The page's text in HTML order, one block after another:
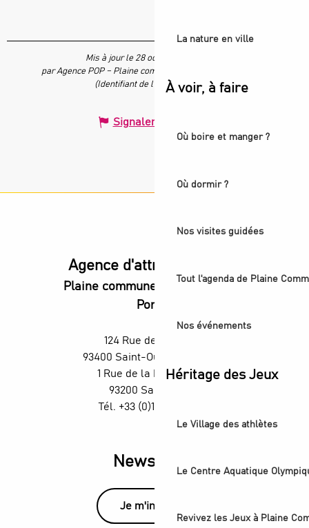
La nature en ville
À voir, à faire
Où boire et manger ?
Où dormir ?
Nos visites guidées
Tout l'agenda de Plaine
Nos événements
Héritage des Jeux
Le Village des athlètes
Le Centre Aquatique
Revivez les Jeux à Plaine
Mis à jour le 28 octobre 2025 à 14:10
par Agence POP – Plaine commune vous Ouvre ses Portes
(Identifiant de l'offre :4650792)
Signaler une erreur
Agence d'attractivité POP
Plaine commune vous Ouvre ses
Portes
124 Rue des Rosiers,
93400 Saint-Ouen-sur-Seine
1 Rue de la République,
93200 Saint-Denis
Tél. +33 (0)1 55 870 870
Newsletter
Je m'inscris